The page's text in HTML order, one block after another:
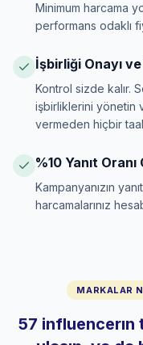
Minimum harcama
performans odaklı
İşbirliği Onayı
Kontrol sizde kalır.
işbirliklerini yönetin
vermeden hiçbir
%10 Yanıt
Kampanyanızın
harcamalarınız
MARKALAR
57 influencerın